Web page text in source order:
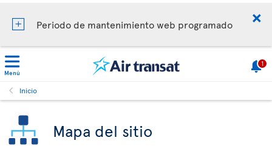
Periodo de mantenimiento web programado
Menú
1
Inicio
Mapa del sitio